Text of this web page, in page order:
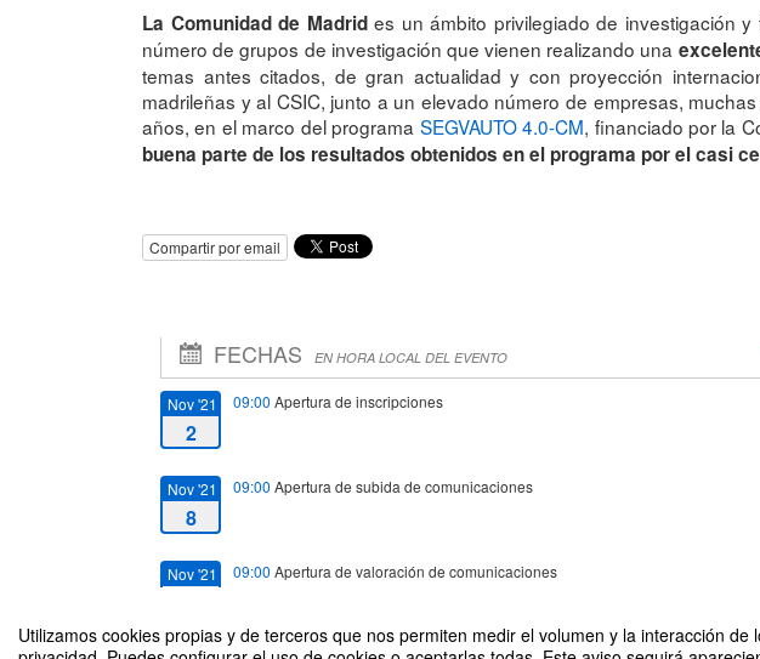
Utilizamos cookies propias y de terceros que nos permiten medir el volumen y la interacción
La Comunidad de Madrides un ámbito privilegiado de investigación
número de grupos de investigación que vienen realizando una
temas antes citados, de gran actualidad y con proyección
madrileñas y al CSIC, junto a un elevado número de empresas,
años, en el marco del programa SEGVAUTO 4.0-CM, financiado por la
buena parte de los resultados obtenidos en el programa por el casi
Compartir por email
FECHAS EN HORA LOCAL DEL EVENTO
Nov '21
2
09:00 Apertura de inscripciones
Nov '21
8
09:00 Apertura de subida de comunicaciones
Nov '21 09:00 Apertura de valoración de comunicaciones